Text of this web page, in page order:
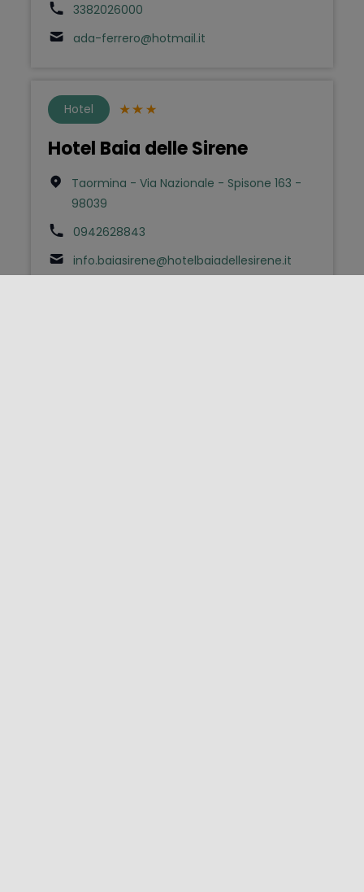
3382026000
ada-ferrero@hotmail.it
Hotel
Hotel Baia delle Sirene
Taormina - Via Nazionale - Spisone 163 -
98039
0942628843
info.baiasirene@hotelbaiadellesirene.it